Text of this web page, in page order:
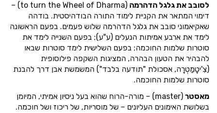
לסובב את גלגל הדהרמה
(to turn the Wheel of Dharma) –
דימוי המתאר את הקניית לימוד התורה הבודהיסטית. בודהה
שאקיאמוני סובב את גלגל הדהרמה שלוש פעמים. בפעם הראשונה
לימד את ארבע אמיתות הנעלים (ע"ע); בפעם השנייה לימד את
סוטרות שלמות החוכמה; בפעם השלישית לימד סוטרות שבאו
להבהיר את הטעון הבהרה, המציגות השקפה פילוסופית
(צִ'יטָמַטְרָה, אסכולת "תודעה בלבד") המשמשת אבן דרך להבנת
סוטרות שלמות החוכמה.
מאסטר
(master) – מורה-הרוח שהוא בעל ניסיון אמיתי, המיומן
בשלושת האימונים העליונים – של מוסריות, של ריכוז ושל חוכמה.